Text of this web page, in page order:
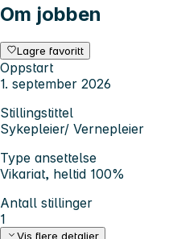
Om jobben
Lagre favoritt
Oppstart
1. september 2026
Stillingstittel
Sykepleier/ Vernepleier
Type ansettelse
Vikariat, heltid 100%
Antall stillinger
1
Vis flere detaljer